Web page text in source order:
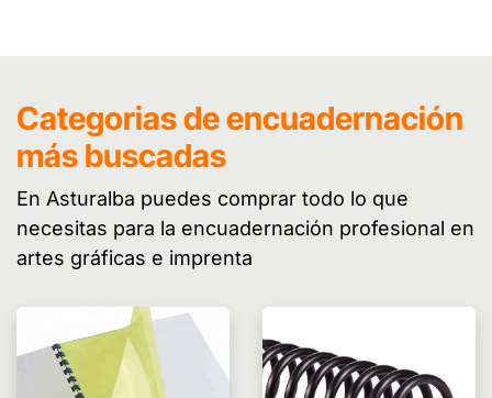
Categorias de encuadernación
más buscadas
En Asturalba puedes comprar todo lo que
necesitas para la encuadernación profesional en
artes gráficas e imprenta